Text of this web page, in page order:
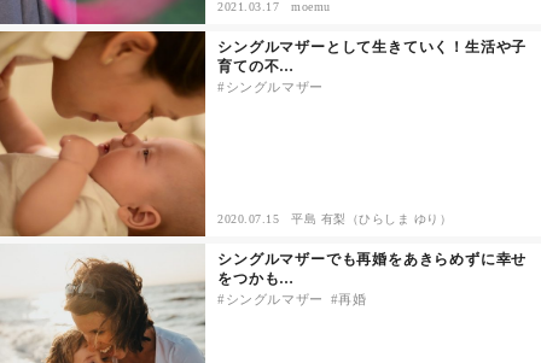
2021.03.17 moemu
シングルマザーとして生きていく！生活や子
育ての不…
シングルマザー
2020.07.15 平島 有梨（ひらしま ゆり）
シングルマザーでも再婚をあきらめずに幸せ
をつかも…
シングルマザー 再婚